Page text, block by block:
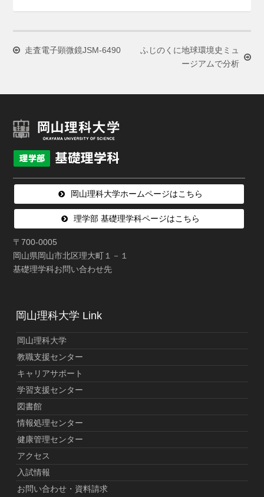
走査電子顕微鏡JSM-6490
ふじのくに地球環境史ミュ
ージアムで分析
岡山理科大学ホームページはこちら
理学部 基礎理学科ページはこちら
〒700-0005
岡山県岡山市北区理大町１－１
基礎理学科お問い合わせ先
岡山理科大学 Link
岡山理科大学
教職支援センター
キャリアサポート
学習支援センター
図書館
情報処理センター
健康管理センター
アクセス
入試情報
お問い合わせ・資料請求